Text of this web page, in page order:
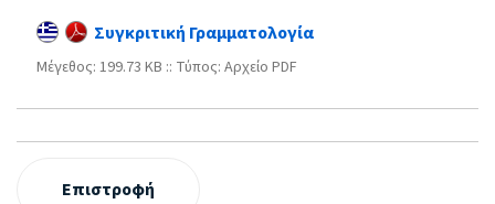
Συγκριτική Γραμματολογία
Mέγεθος: 199.73 KB :: Τύπος: Αρχείο PDF
Επιστροφή